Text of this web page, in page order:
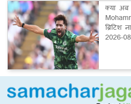
क्या
ब्रिटिश
2026-